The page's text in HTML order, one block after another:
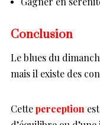
Conclusion
Le blues du
mais il existe des
Cetteperception